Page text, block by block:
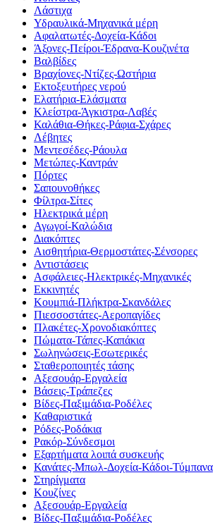
Λάστιχα
Υδραυλικά-Mηχανικά μέρη
Αφαλατωτές-Δοχεία-Κάδοι
Άξονες-Πείροι-Έδρανα-Κουζινέτα
Βαλβίδες
Βραχίονες-Ντίζες-Ωστήρια
Εκτοξευτήρες νερού
Ελατήρια-Ελάσματα
Κλείστρα-Άγκιστρα-Λαβές
Καλάθια-Θήκες-Ράφια-Σχάρες
Λέβητες
Μεντεσέδες-Ράουλα
Μετώπες-Καντράν
Πόρτες
Σαπουνοθήκες
Φίλτρα-Σίτες
Ηλεκτρικά μέρη
Αγωγοί-Καλώδια
Διακόπτες
Αισθητήρια-Θερμοστάτες-Σένσορες
Αντιστάσεις
Ασφάλειες-Ηλεκτρικές-Μηχανικές
Εκκινητές
Κουμπιά-Πλήκτρα-Σκανδάλες
Πιεσσοστάτες-Αεροπαγίδες
Πλακέτες-Χρονοδιακόπτες
Πώματα-Τάπες-Καπάκια
Σωληνώσεις-Εσωτερικές
Σταθεροποιητές τάσης
Αξεσουάρ-Εργαλεία
Βάσεις-Τράπεζες
Βίδες-Παξιμάδια-Ροδέλες
Καθαριστικά
Ρόδες-Ροδάκια
Ρακόρ-Σύνδεσμοι
Εξαρτήματα λοιπά συσκευής
Κανάτες-Μπωλ-Δοχεία-Κάδοι-Τύμπανα
Στηρίγματα
Κουζίνες
Αξεσουάρ-Εργαλεία
Βίδες-Παξιμάδια-Ροδέλες